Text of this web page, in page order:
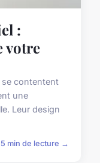
:
votre
se contentent
une
Leur design
5 min de lecture →